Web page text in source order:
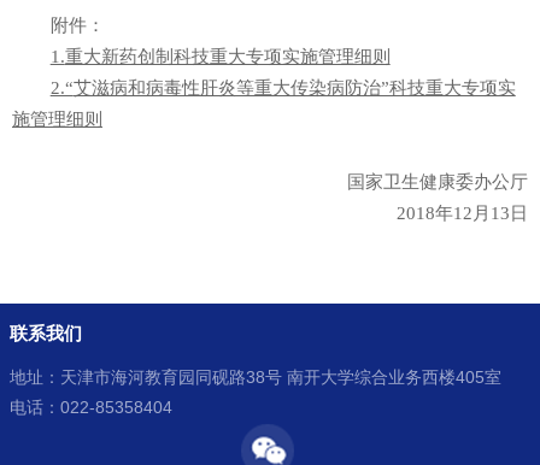
附件：
1.重大新药创制科技重大专项实施管理细则
2.“艾滋病和病毒性肝炎等重大传染病防治”科技重大专项实
施管理细则
国家卫生健康委办公厅
2018年12 月 13日
联系我们
地址：天津市海河教育园同砚路38号 南开大学综合业务西楼405室
电话：022-85358404